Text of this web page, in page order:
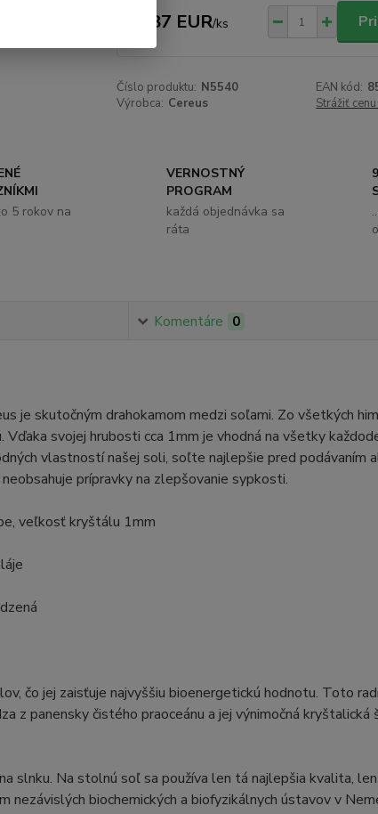
1,87 EUR/ks
Číslo produktu: N5540 EAN kód:
Výrobca: Cereus Strážiť
5 rokov na
VERNOSTNÝ
PROGRAM
každá objednávka sa
ráta
Komentáre 0
je skutočným drahokamom medzi soľami. Zo všetkých
Vďaka svojej hrubosti cca 1mm je vhodná na všetky
vlastností našej soli, soľte najlepšie pred podávaním
prípravky na zlepšovanie sypkosti.
veľkosť kryštálu 1mm
čo jej zaisťuje najvyššiu bioenergetickú hodnotu. Toto
z panensky čistého praoceánu a jej výnimočná
slnku. Na stolnú soľ sa používa len tá najlepšia kvalita,
biochemických a biofyzikálnych ústavov v